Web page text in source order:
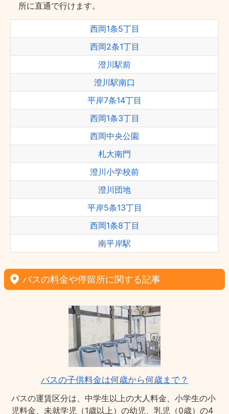
所に直通で行けます。
西岡1条5丁目
西岡2条1丁目
澄川駅前
澄川駅南口
平岸7条14丁目
西岡1条3丁目
西岡中央公園
札大南門
澄川小学校前
澄川団地
平岸5条13丁目
西岡1条8丁目
南平岸駅
バスの料金や停留所に関する記事
バスの子供料金は何歳から何歳まで？
バスの運賃区分は、中学生以上の大人料金、小学生の小
児料金、未就学児（1歳以上）の幼児、乳児（0歳）の4